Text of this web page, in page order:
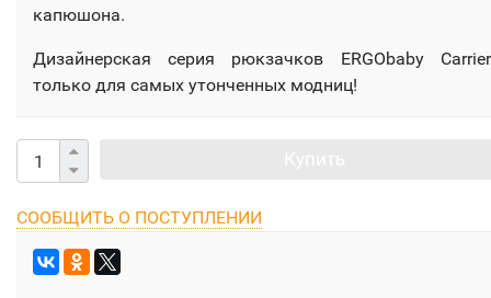
капюшона.
Дизайнерская серия рюкзачков ERGObaby
только для самых утонченных модниц!
СООБЩИТЬ О ПОСТУПЛЕНИИ